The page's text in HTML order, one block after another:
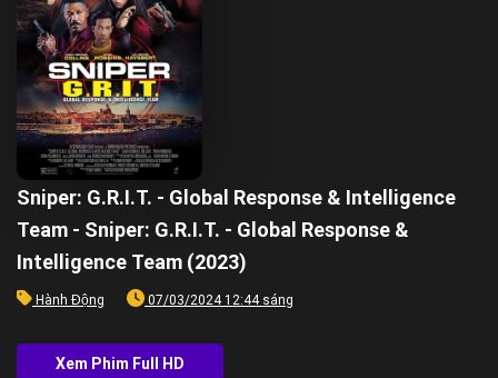
Sniper: G.R.I.T. - Global Response & Intelligence
Team - Sniper: G.R.I.T. - Global Response &
Intelligence Team (2023)
Hành Động 07/03/2024 12:44 sáng